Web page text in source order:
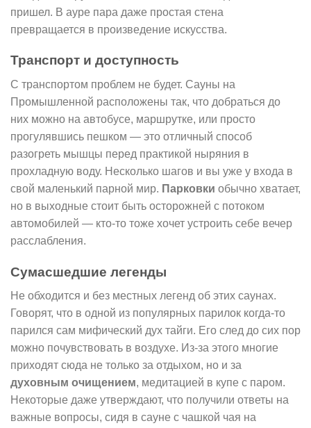
пришел. В ауре пара даже простая стена
превращается в произведение искусства.
Транспорт и доступность
С транспортом проблем не будет. Сауны на
Промышленной расположены так, что добраться до
них можно на автобусе, маршрутке, или просто
прогулявшись пешком — это отличный способ
разогреть мышцы перед практикой ныряния в
прохладную воду. Несколько шагов и вы уже у входа в
свой маленький парной мир. Парковки обычно хватает,
но в выходные стоит быть осторожней с потоком
автомобилей — кто-то тоже хочет устроить себе вечер
расслабления.
Сумасшедшие легенды
Не обходится и без местных легенд об этих саунах.
Говорят, что в одной из популярных парилок когда-то
парился сам мифический дух тайги. Его след до сих пор
можно почувствовать в воздухе. Из-за этого многие
приходят сюда не только за отдыхом, но и за
духовным очищением, медитацией в купе с паром.
Некоторые даже утверждают, что получили ответы на
важные вопросы, сидя в сауне с чашкой чая на